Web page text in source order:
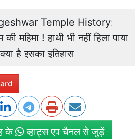
Temple History:
महिमा ! हाथी भी नहीं हिला पाया
है इसका इतिहास
के व्हाट्स एप चैनल से जुड़ें